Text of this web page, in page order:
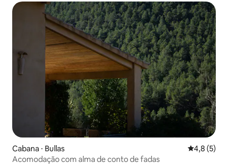
Cabana ⋅ Bullas 4,8 de
4,8 (5)
Acomodação com alma de conto de fadas